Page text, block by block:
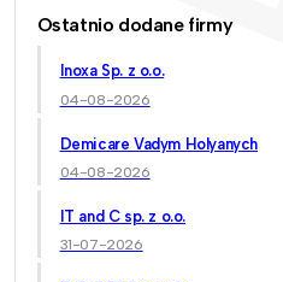
Ostatnio dodane firmy
Inoxa Sp. z o.o.
04-08-2026
Demicare Vadym Holyanych
04-08-2026
IT and C sp. z o.o.
31-07-2026